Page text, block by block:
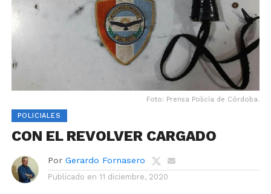
Foto: Prensa Policía de Córdoba.
POLICIALES
CON EL REVOLVER CARGADO
Por Gerardo Fornasero
Publicado en 11 diciembre, 2020